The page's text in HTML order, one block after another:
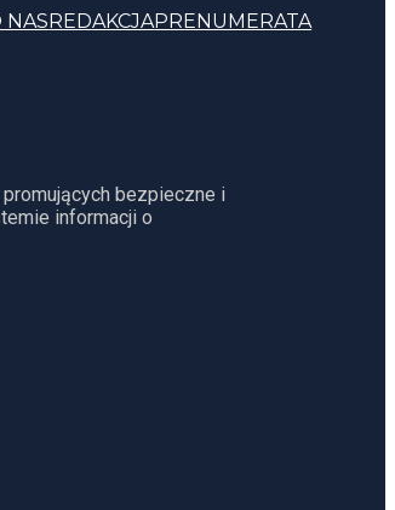
NASREDAKCJAPRENUMERATA
bezpieczne i
informacji o